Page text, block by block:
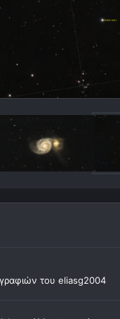
του eliasg2004